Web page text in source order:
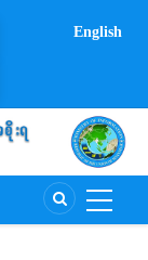
English